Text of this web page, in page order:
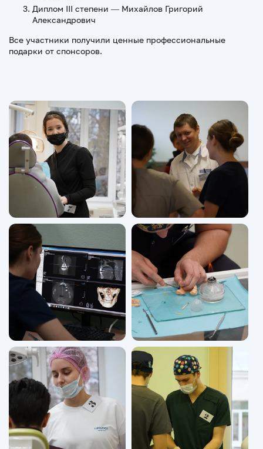
Диплом III степени — Михайлов Григорий
Александрович
Все участники получили ценные профессиональные
подарки от спонсоров.